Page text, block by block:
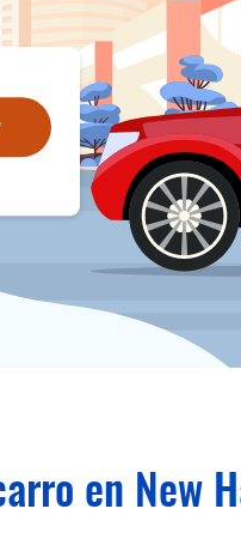
en New